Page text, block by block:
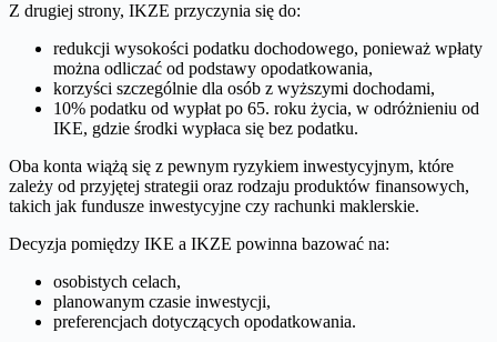
Z drugiej strony, IKZE przyczynia się do:
redukcji wysokości podatku dochodowego, ponieważ wpłaty
można odliczać od podstawy opodatkowania,
korzyści szczególnie dla osób z wyższymi dochodami,
10% podatku od wypłat po 65. roku życia, w odróżnieniu od
IKE, gdzie środki wypłaca się bez podatku.
Oba konta wiążą się z pewnym ryzykiem inwestycyjnym, które
zależy od przyjętej strategii oraz rodzaju produktów finansowych,
takich jak fundusze inwestycyjne czy rachunki maklerskie.
Decyzja pomiędzy IKE a IKZE powinna bazować na:
osobistych celach,
planowanym czasie inwestycji,
preferencjach dotyczących opodatkowania.